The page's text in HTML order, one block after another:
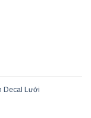
Decal Lưới